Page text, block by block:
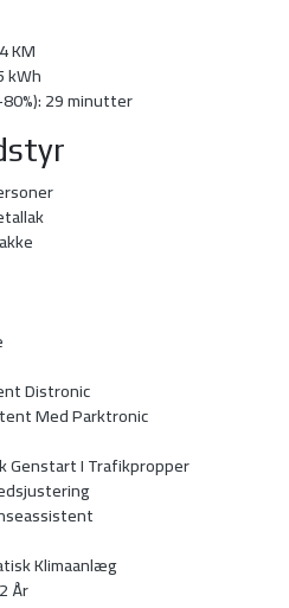
KM
kWh
29 minutter
Distronic
Med Parktronic
I Trafikpropper
Klimaanlæg
År